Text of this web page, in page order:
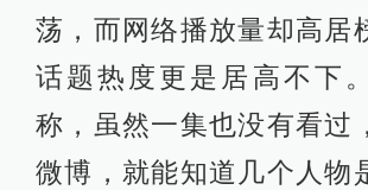
荡，而网络播放量却高居
话题热度更是居高不下
称，虽然一集也没有看过
微博，就能知道几个人物